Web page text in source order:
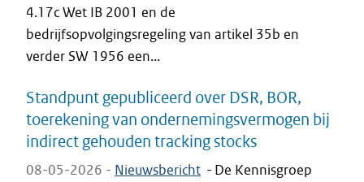
4.17c Wet IB 2001 en de
bedrijfsopvolgingsregeling van artikel 35b en
verder SW 1956 een...
Standpunt gepubliceerd over DSR, BOR,
toerekening van ondernemingsvermogen bij
indirect gehouden tracking stocks
08-05-2026 - Nieuwsbericht - De Kennisgroep